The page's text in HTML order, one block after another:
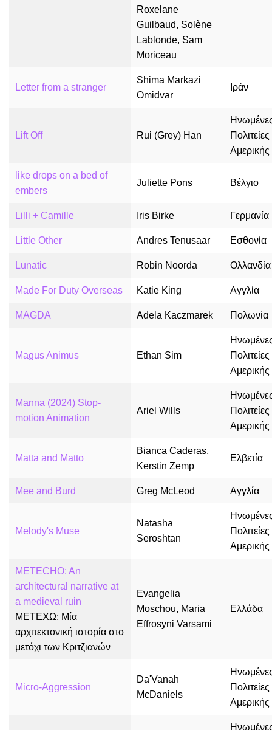
Roxelane
Guilbaud, Solène
Lablonde, Sam
Moriceau
Letter from a stranger
Shima Markazi
Omidvar
Ιράν
Lift Off Rui (Grey) Han
Πολιτείες
Αμερικής
like drops on a bed of
embers
Juliette Pons Βέλγιο
Lilli + Camille Iris Birke Γερμανία
Little Other Andres Tenusaar Εσθονία
Lunatic Robin Noorda Ολλανδία
Made For Duty Overseas Katie King Αγγλία
MAGDA Adela Kaczmarek Πολωνία
Magus Animus Ethan Sim
Πολιτείες
Αμερικής
Manna (2024) Stop-
motion Animation
Ariel Wills
Πολιτείες
Αμερικής
Matta and Matto
Bianca Caderas,
Kerstin Zemp
Ελβετία
Mee and Burd Greg McLeod Αγγλία
Melody's Muse
Natasha
Seroshtan
Πολιτείες
Αμερικής
METECHO: An
architectural narrative at
a medieval ruin
ΜΕΤΕΧΩ: Μία
αρχιτεκτονική ιστορία στο
μετόχι των Κριτζιανών
Evangelia
Moschou, Maria
Effrosyni Varsami
Ελλάδα
Micro-Aggression
Da'Vanah
McDaniels
Πολιτείες
Αμερικής